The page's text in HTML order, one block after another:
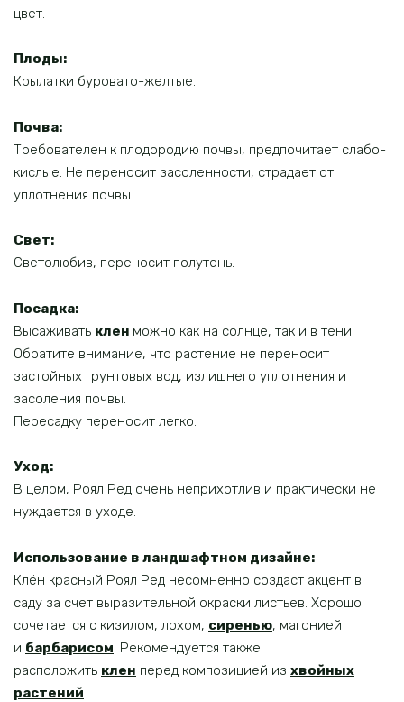
цвет.
Плоды:
Крылатки буровато-желтые.
Почва:
Требователен к плодородию почвы, предпочитает слабо-
кислые. Не переносит засоленности, страдает от
уплотнения почвы.
Свет:
Светолюбив, переносит полутень.
Посадка:
Высаживать клен можно как на солнце, так и в тени.
Обратите внимание, что растение не переносит
застойных грунтовых вод, излишнего уплотнения и
засоления почвы.
Пересадку переносит легко.
Уход:
В целом, Роял Ред очень неприхотлив и практически не
нуждается в уходе.
Использование в ландшафтном дизайне:
Клён красный Роял Ред несомненно создаст акцент в
саду за счет выразительной окраски листьев. Хорошо
сочетается с кизилом, лохом, сиренью, магонией
и барбарисом. Рекомендуется также
расположить клен перед композицией из хвойных
растений.